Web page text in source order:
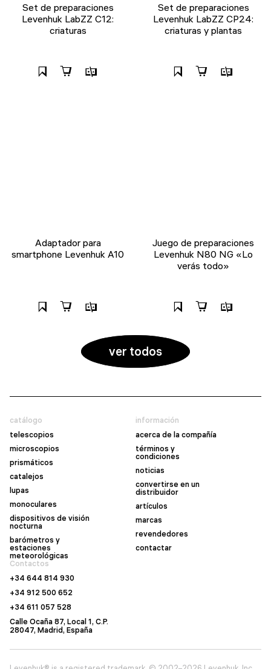
Set de preparaciones
Levenhuk LabZZ C12:
criaturas
Set de preparaciones
Levenhuk LabZZ CP24:
criaturas y plantas
Adaptador para
smartphone Levenhuk A10
Juego de preparaciones
Levenhuk N80 NG «Lo
verás todo»
ver todos
catálogo
telescopios
microscopios
prismáticos
catalejos
lupas
monoculares
dispositivos de visión
nocturna
barómetros y
estaciones
meteorológicas
información
acerca de la compañía
términos y
condiciones
noticias
convertirse en un
distribuidor
artículos
marcas
revendedores
contactar
Contactos
+34 644 814 930
+34 912 500 652
+34 611 057 528
Calle Ocaña 87, Local 1, C.P.
28047, Madrid, España